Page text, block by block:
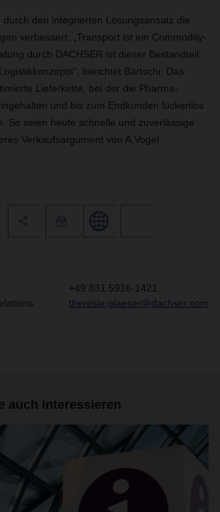
durch den integrierten Lösungsansatz die
verbessert. „Transport ist ein Commodity-
durch DACHSER ist dieser Bestandteil
berichtet Bärtschi. Das
Lieferkette, bei der die Pharma-
und bis zum Endkunden lückenlos
So seien heute schnelle und zuverlässige
Verkaufsargument von A.Vogel
+49 831 5916-1421
theresia.glaeser@dachser.com
auch interessieren